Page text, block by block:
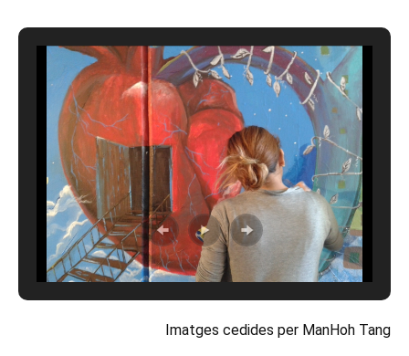
Imatges cedides per ManHoh Tang